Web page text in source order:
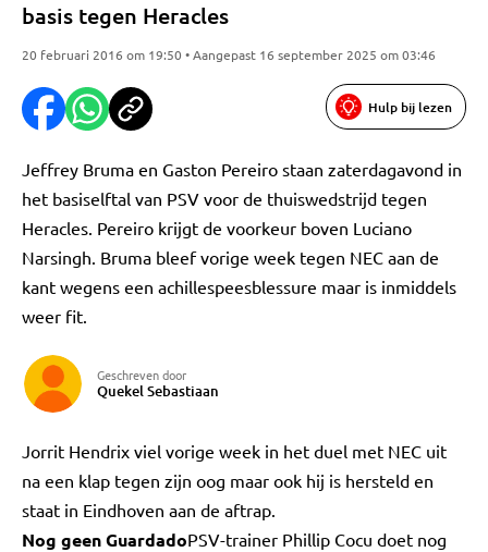
basis tegen Heracles
20 februari 2016 om 19:50 • Aangepast 16 september 2025 om 03:46
Hulp bij lezen
Jeffrey Bruma en Gaston Pereiro staan zaterdagavond in
het basiselftal van PSV voor de thuiswedstrijd tegen
Heracles. Pereiro krijgt de voorkeur boven Luciano
Narsingh. Bruma bleef vorige week tegen NEC aan de
kant wegens een achillespeesblessure maar is inmiddels
weer fit.
Geschreven door
Quekel Sebastiaan
Jorrit Hendrix viel vorige week in het duel met NEC uit
na een klap tegen zijn oog maar ook hij is hersteld en
staat in Eindhoven aan de aftrap.
Nog geen GuardadoPSV-trainer Phillip Cocu doet nog